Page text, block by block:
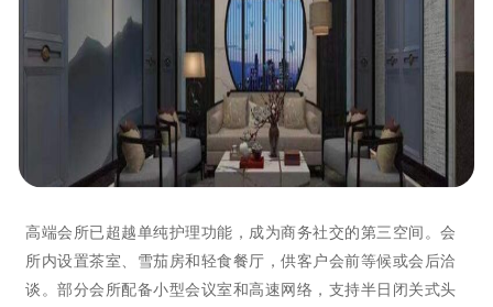
高端会所已超越单纯护理功能，成为商务社交的第三空间。会
所内设置茶室、雪茄房和轻食餐厅，供客户会前等候或会后洽
谈。部分会所配备小型会议室和高速网络，支持半日闭关式头